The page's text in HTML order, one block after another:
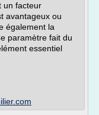
un facteur
avantageux ou
également la
paramètre fait du
essentiel